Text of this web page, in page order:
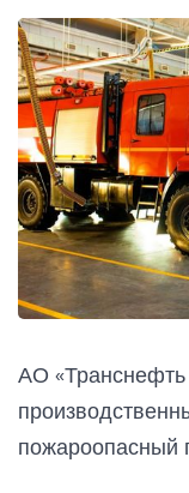
АО «Транснефть
пожароопасный